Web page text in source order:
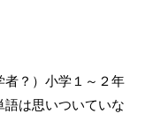
？）小学１～２年
は思いついていな